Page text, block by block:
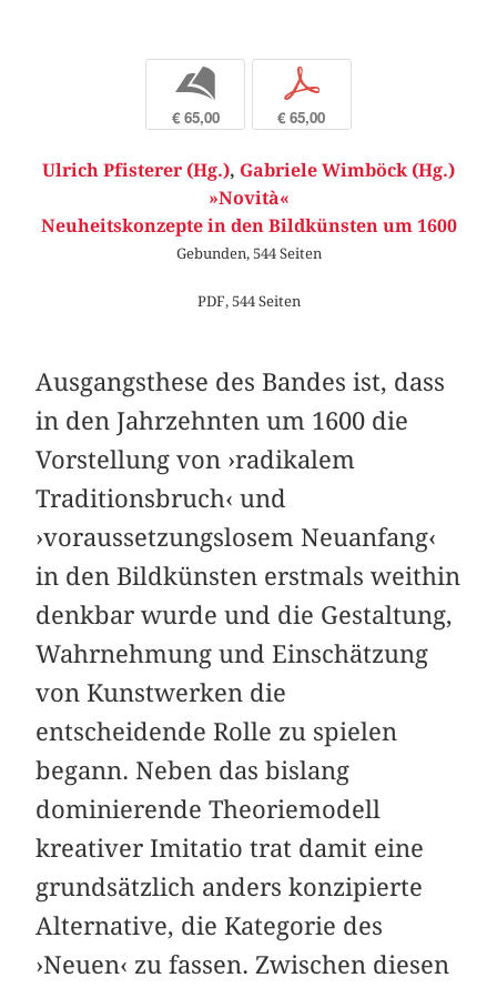
b
€ 65,00
p
€ 65,00
Ulrich Pfisterer (Hg.), Gabriele Wimböck (Hg.)
»Novità«
Neuheitskonzepte in den Bildkünsten um 1600
Gebunden, 544 Seiten
PDF, 544 Seiten
Ausgangsthese des Bandes ist, dass
in den Jahrzehnten um 1600 die
Vorstellung von ›radikalem
Traditionsbruch‹ und
›voraussetzungslosem Neuanfang‹
in den Bildkünsten erstmals weithin
denkbar wurde und die Gestaltung,
Wahrnehmung und Einschätzung
von Kunstwerken die
entscheidende Rolle zu spielen
begann. Neben das bislang
dominierende Theoriemodell
kreativer Imitatio trat damit eine
grundsätzlich anders konzipierte
Alternative, die Kategorie des
›Neuen‹ zu fassen. Zwischen diesen